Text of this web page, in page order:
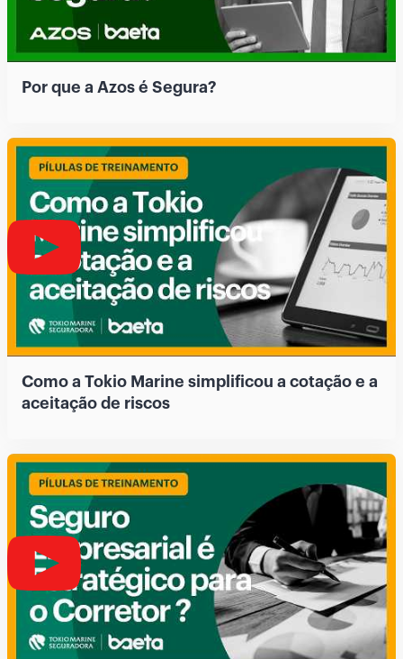
Por que a Azos é Segura?
Como a Tokio Marine simplificou a cotação e a
aceitação de riscos